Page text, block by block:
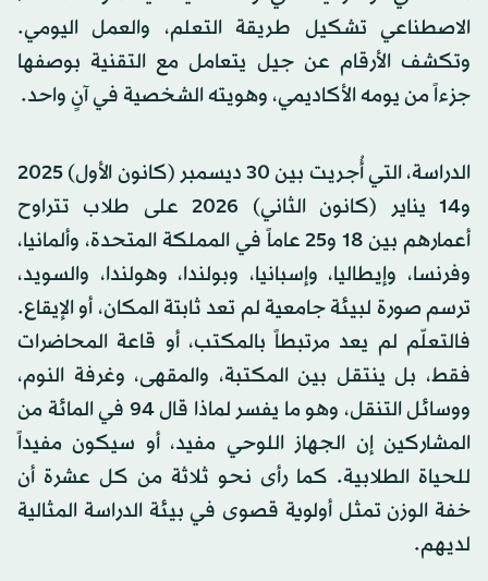
الاصطناعي تشكيل طريقة التعلم، والعمل اليومي.
وتكشف الأرقام عن جيل يتعامل مع التقنية بوصفها
جزءاً من يومه الأكاديمي، وهويته الشخصية في آنٍ واحد.
الدراسة، التي أُجريت بين 30 ديسمبر (كانون الأول) 2025
و14 يناير (كانون الثاني) 2026 على طلاب تتراوح
أعمارهم بين 18 و25 عاماً في المملكة المتحدة، وألمانيا،
وفرنسا، وإيطاليا، وإسبانيا، وبولندا، وهولندا، والسويد،
ترسم صورة لبيئة جامعية لم تعد ثابتة المكان، أو الإيقاع.
فالتعلّم لم يعد مرتبطاً بالمكتب، أو قاعة المحاضرات
فقط، بل ينتقل بين المكتبة، والمقهى، وغرفة النوم،
ووسائل التنقل، وهو ما يفسر لماذا قال 94 في المائة من
المشاركين إن الجهاز اللوحي مفيد، أو سيكون مفيداً
للحياة الطلابية. كما رأى نحو ثلاثة من كل عشرة أن
خفة الوزن تمثل أولوية قصوى في بيئة الدراسة المثالية
لديهم.